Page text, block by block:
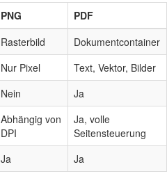
PNG
PDF
Rasterbild
Dokumentcontainer
Nur Pixel
Text, Vektor, Bilder
Nein
Ja
Abhängig von
DPI
Ja, volle
Seitensteuerung
Ja Ja